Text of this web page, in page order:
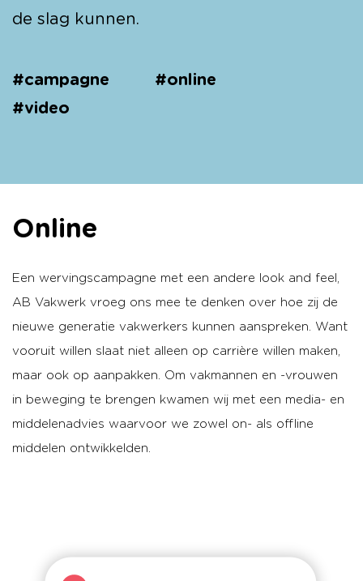
de slag kunnen.
#campagne
#online
#video
Online
Een wervingscampagne met een andere look and feel,
AB Vakwerk vroeg ons mee te denken over hoe zij de
nieuwe generatie vakwerkers kunnen aanspreken. Want
vooruit willen slaat niet alleen op carrière willen maken,
maar ook op aanpakken. Om vakmannen en -vrouwen
in beweging te brengen kwamen wij met een media- en
middelenadvies waarvoor we zowel on- als offline
middelen ontwikkelden.